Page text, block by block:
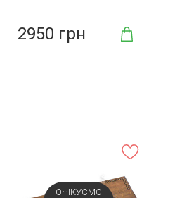
2950 грн
ОЧІКУЄМО